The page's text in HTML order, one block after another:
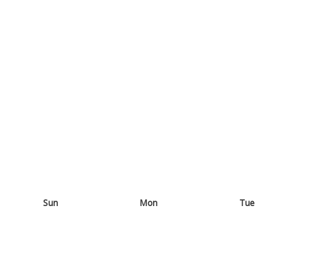
Sun Mon Tue